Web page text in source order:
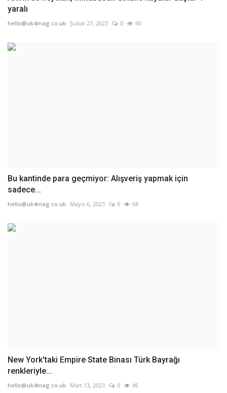
yaralı
hello@uk4mag.co.uk Şubat 27, 2023 0 60
Bu kantinde para geçmiyor: Alışveriş yapmak için
sadece...
hello@uk4mag.co.uk Mayıs 6, 2023 0 68
New York'taki Empire State Binası Türk Bayrağı
renkleriyle...
hello@uk4mag.co.uk Mart 13, 2023 0 46